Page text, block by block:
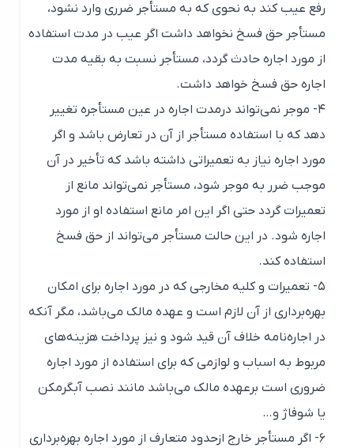
رفع عیب کند به نحوی که به مستأجر ضرری وارد نشود،
مستأجر حق فسخ نخواهد داشت اگر عیب در مدت استفاده
از مورد اجاره حادث گردد، مستأجر نسبت به بقیه مدت
اجاره حق فسخ خواهد داشت.
۴- موجر نمی‌تواند درمدت اجاره در عین مستأجره تغییر
دهد که با استفاده مستأجر از آن در تعارض باشد و اگر
مورد اجاره نیاز به تعمیراتی داشته باشد که تأخیر در آن
موجب ضرر به موجر شود، مستأجر نمی‌تواند مانع از
تعمیرات گردد حتی اگر این امر مانع استفاده او از مورد
اجاره شود. در این حالت مستأجر می‌تواند از حق فسخ
استفاده کند.
۵- تعمیرات و کلیه مخارجی که در مورد اجاره برای امکان
بهره‌برداری از آن لازم است و عهده مالک می‌باشد، مگر آنکه
در اجاره‌نامه خلاف آن قید شود و نیز پرداخت هزینه‌های
مربوط به اسباب و لوازمی که برای استفاده از مورد اجاره
ضروری است برعهده مالک می‌باشد مانند نصب آبگرمکن
یا شوفاژ و…
۶- اگر مستأجر خارج ازحدود متعارف از مورد اجاره بهره‌برداری